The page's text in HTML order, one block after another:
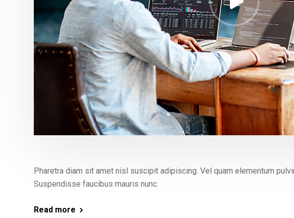
Pharetra diam sit amet nisl suscipit adipiscing. Vel quam elementum
Suspendisse faucibus mauris nunc.
Read more